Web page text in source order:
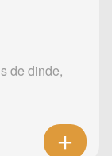
de dinde,